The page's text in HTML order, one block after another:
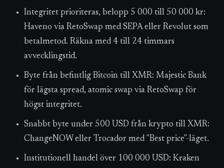
Integritet prioriteras, belopp 5 000 till 50 000 kr:
Haveno via RetoSwap med SEPA eller Revolut som
betalmetod. Räkna med 4 till 24 timmars
avvecklingstid.
Byte från befintlig Bitcoin till XMR: Majestic Bank
för lägsta spread, atomic swap via RetoSwap för
högst integritet.
Snabbt byte under 500 USD från krypto till XMR:
ChangeNOW eller Trocador med "Best price"-läget.
Institutionell handel över 100 000 USD: Kraken